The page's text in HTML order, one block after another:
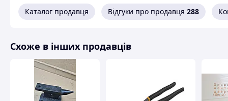
Каталог продавця Відгуки про продавця 288
Схоже в інших продавців